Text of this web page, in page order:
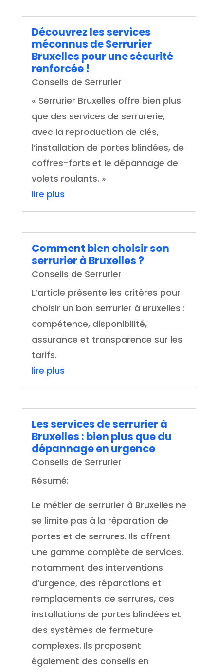
Découvrez les services
méconnus de Serrurier
Bruxelles pour une sécurité
renforcée !
Conseils de Serrurier
« Serrurier Bruxelles offre bien plus
que des services de serrurerie,
avec la reproduction de clés,
l’installation de portes blindées, de
coffres-forts et le dépannage de
volets roulants. »
lire plus
Comment bien choisir son
serrurier à Bruxelles ?
Conseils de Serrurier
L’article présente les critères pour
choisir un bon serrurier à Bruxelles :
compétence, disponibilité,
assurance et transparence sur les
tarifs.
lire plus
Les services de serrurier à
Bruxelles : bien plus que du
dépannage en urgence
Conseils de Serrurier
Résumé:
Le métier de serrurier à Bruxelles ne
se limite pas à la réparation de
portes et de serrures. Ils offrent
une gamme complète de services,
notamment des interventions
d’urgence, des réparations et
remplacements de serrures, des
installations de portes blindées et
des systèmes de fermeture
complexes. Ils proposent
également des conseils en